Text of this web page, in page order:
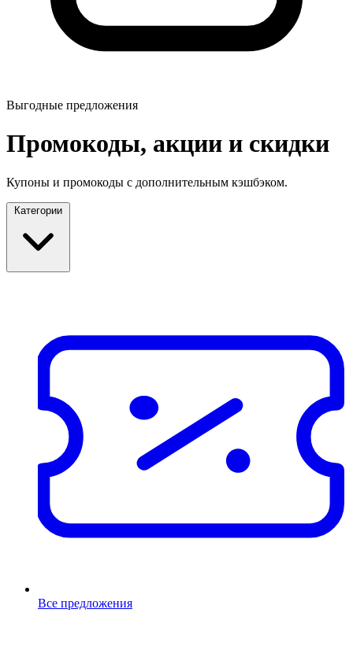
Выгодные предложения
Промокоды, акции и скидки
Купоны и промокоды с дополнительным кэшбэком.
Категории
Все предложения